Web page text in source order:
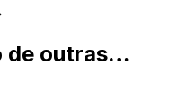
de outras…